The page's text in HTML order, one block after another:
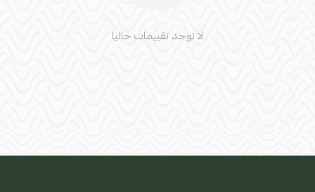
لا توجد تقييمات حاليا